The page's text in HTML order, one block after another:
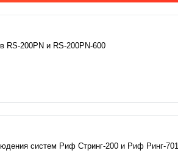
RS-200PN и RS-200PN-600
систем Риф Стринг-200 и Риф Ринг-701